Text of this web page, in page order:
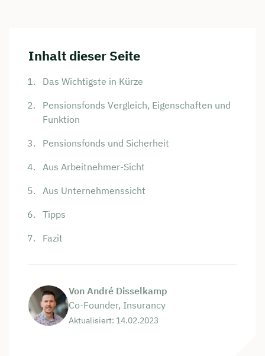
Inhalt dieser Seite
Das Wichtigste in Kürze
Pensionsfonds Vergleich, Eigenschaften und
Funktion
Pensionsfonds und Sicherheit
Aus Arbeitnehmer-Sicht
Aus Unternehmenssicht
Tipps
Fazit
Von André Disselkamp
Co-Founder, Insurancy
Aktualisiert: 14.02.2023